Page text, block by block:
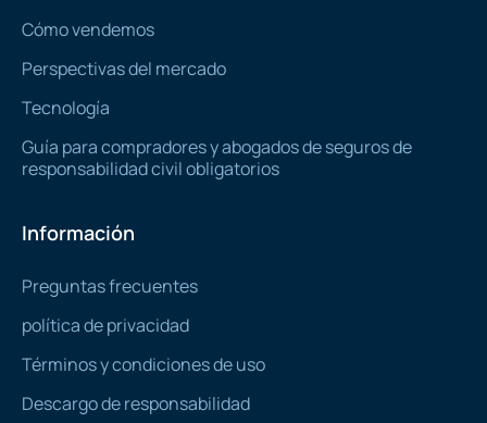
Cómo vendemos
Perspectivas del mercado
Tecnología
Guía para compradores y abogados de seguros de
responsabilidad civil obligatorios
Información
Preguntas frecuentes
política de privacidad
Términos y condiciones de uso
Descargo de responsabilidad